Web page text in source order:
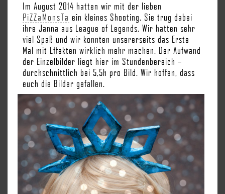
Im August 2014 hatten wir mit der lieben
PiZZaMonsTa ein kleines Shooting. Sie trug dabei
ihre Janna aus League of Legends. Wir hatten sehr
viel Spaß und wir konnten unsererseits das Erste
Mal mit Effekten wirklich mehr machen. Der Aufwand
der Einzelbilder liegt hier im Stundenbereich –
durchschnittlich bei 5,5h pro Bild. Wir hoffen, dass
euch die Bilder gefallen.